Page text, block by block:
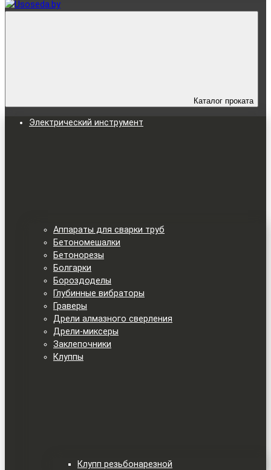
Каталог проката
Электрический инструмент
Аппараты для сварки труб
Бетономешалки
Бетонорезы
Болгарки
Бороздоделы
Глубинные вибраторы
Граверы
Дрели алмазного сверления
Дрели-миксеры
Заклепочники
Клуппы
Клупп резьбонарезной